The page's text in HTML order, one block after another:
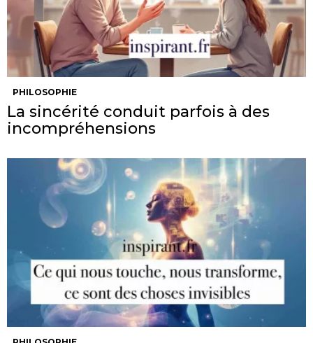
PHILOSOPHIE
La sincérité conduit parfois à des
incompréhensions